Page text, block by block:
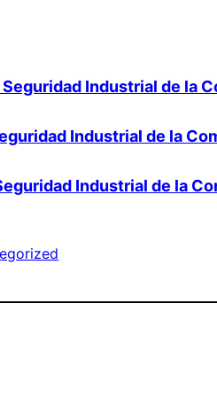
Industrial de la
Industrial de la
Industrial de la